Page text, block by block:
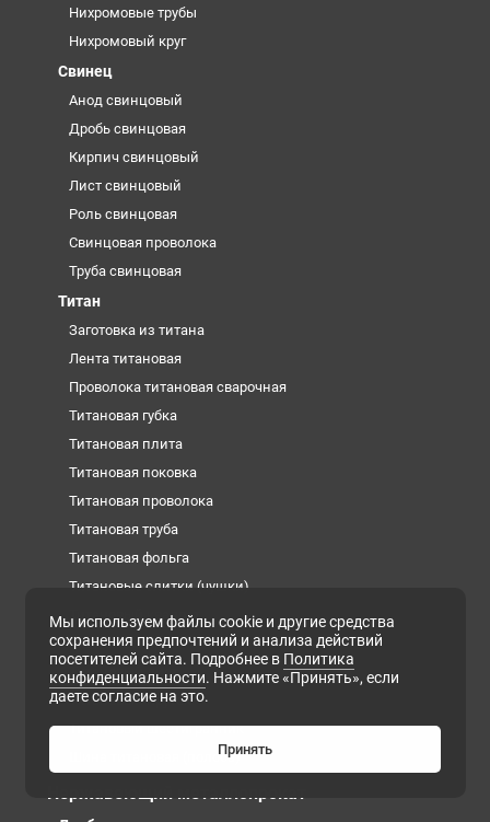
Нихромовые трубы
Нихромовый круг
Свинец
Анод свинцовый
Дробь свинцовая
Кирпич свинцовый
Лист свинцовый
Роль свинцовая
Свинцовая проволока
Труба свинцовая
Титан
Заготовка из титана
Лента титановая
Проволока титановая сварочная
Титановая губка
Титановая плита
Титановая поковка
Титановая проволока
Титановая труба
Титановая фольга
Титановые слитки (чушки)
Титановый квадрат
Титановый круг
Титановый лист
Титановый пруток
Титановый шестигранник
Шина титановая (полоса)
Нержавеющий металлопрокат
Мы используем файлы cookie и другие средства
сохранения предпочтений и анализа действий
посетителей сайта. Подробнее в Политика
конфиденциальности. Нажмите «Принять», если
даете согласие на это.
Принять